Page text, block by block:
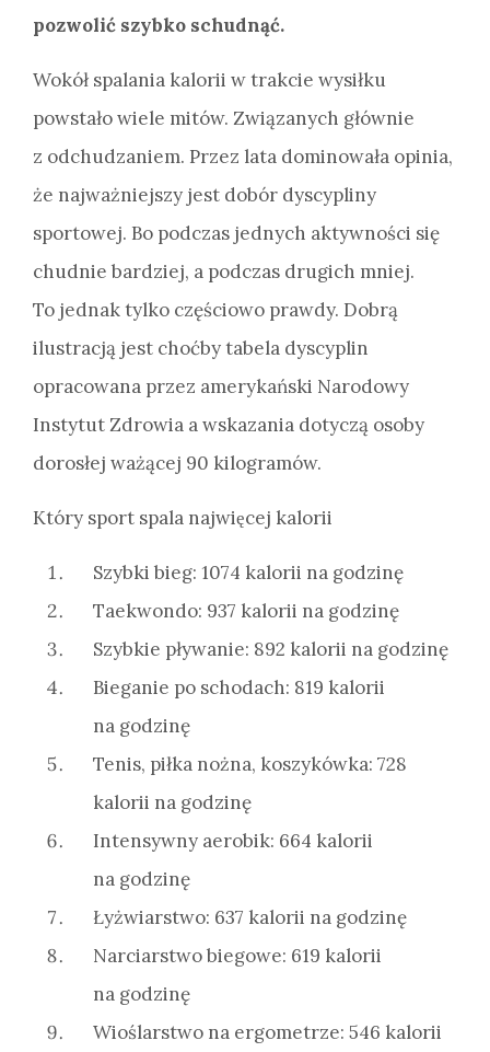
pozwolić szybko schudnąć.
Wokół spalania kalorii w trakcie wysiłku
powstało wiele mitów. Związanych głównie
z odchudzaniem. Przez lata dominowała opinia,
że najważniejszy jest dobór dyscypliny
sportowej. Bo podczas jednych aktywności się
chudnie bardziej, a podczas drugich mniej.
To jednak tylko częściowo prawdy. Dobrą
ilustracją jest choćby tabela dyscyplin
opracowana przez amerykański Narodowy
Instytut Zdrowia a wskazania dotyczą osoby
dorosłej ważącej 90 kilogramów.
Który sport spala najwięcej kalorii
Szybki bieg: 1074 kalorii na godzinę
Taekwondo: 937 kalorii na godzinę
Szybkie pływanie: 892 kalorii na godzinę
Bieganie po schodach: 819 kalorii
na godzinę
Tenis, piłka nożna, koszykówka: 728
kalorii na godzinę
Intensywny aerobik: 664 kalorii
na godzinę
Łyżwiarstwo: 637 kalorii na godzinę
Narciarstwo biegowe: 619 kalorii
na godzinę
Wioślarstwo na ergometrze: 546 kalorii